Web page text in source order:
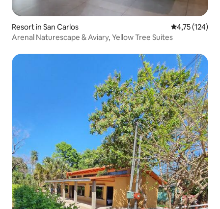
Resort in San Carlos Gemiddelde
4,75 (124)
Arenal Naturescape & Aviary, Yellow Tree Suites